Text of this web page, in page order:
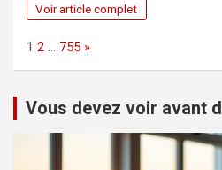
Voir article complet
Page:
1 2 … 755 Next
»
Vous devez voir avant